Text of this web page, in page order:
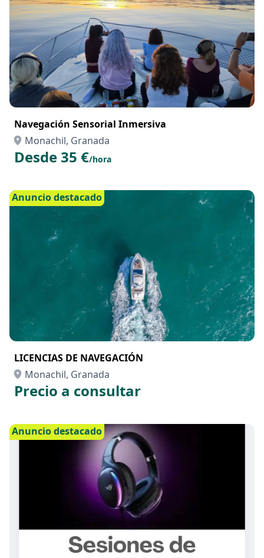
Navegación Sensorial Inmersiva
Monachil, Granada
Desde 35 €/hora
Anuncio destacado
LICENCIAS DE NAVEGACIÓN
Monachil, Granada
Precio a consultar
Anuncio destacado